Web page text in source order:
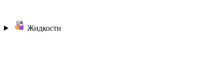
Жидкости